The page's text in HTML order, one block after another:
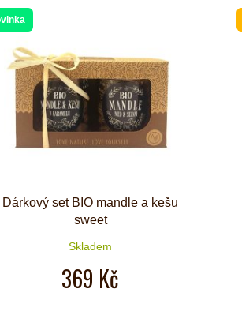
Dárkový set BIO mandle a kešu
sweet
Skladem
369 Kč